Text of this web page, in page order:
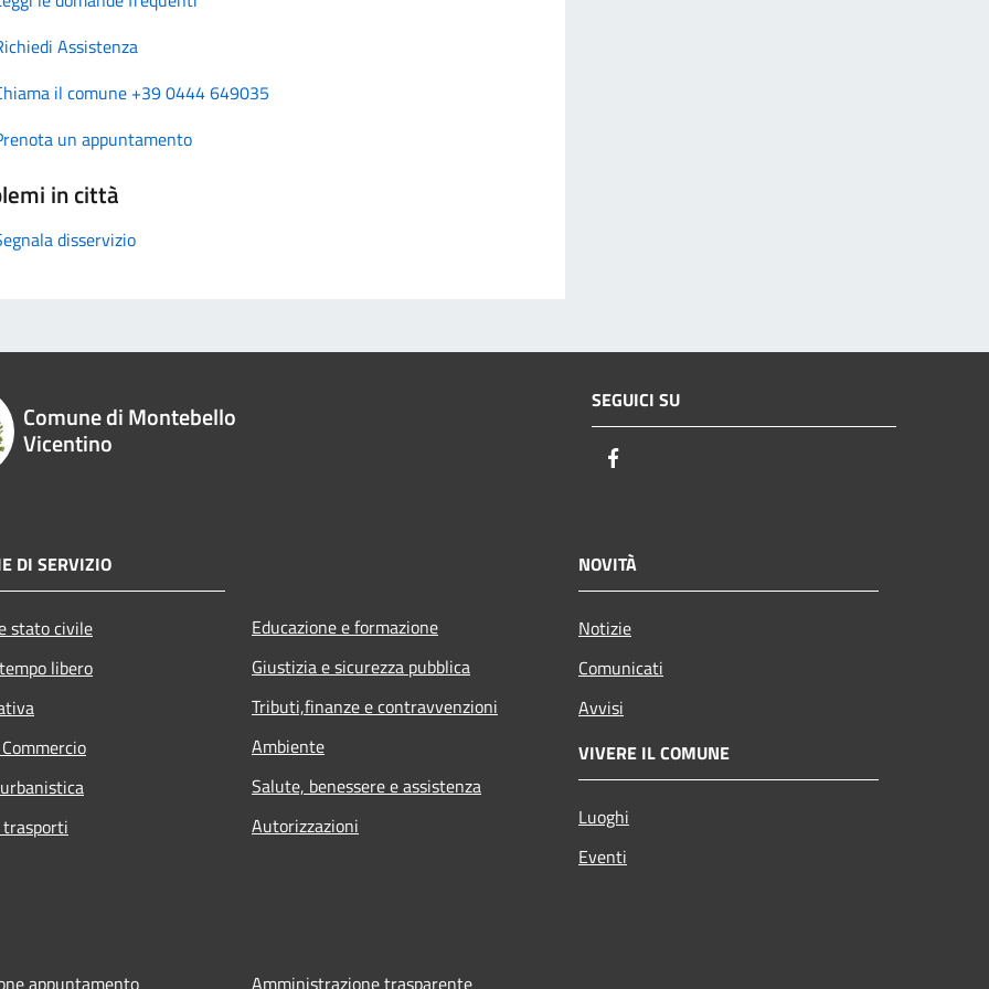
Assistenza
il comune +39 0444 649035
un appuntamento
in città
disservizio
Comune di Montebello
Vicentino
SEGUICI SU
DI SERVIZIO
stato civile
libero
Educazione e formazione
Giustizia e sicurezza pubblica
Tributi,finanze e contravvenzioni
Ambiente
Salute, benessere e assistenza
Autorizzazioni
NOVITÀ
Notizie
Comunicati
Avvisi
VIVERE IL COMUNE
Luoghi
Eventi
appuntamento Amministrazione trasparente